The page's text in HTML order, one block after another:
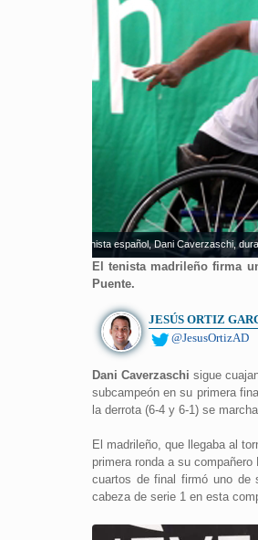
El tenista español, Dani Caverzaschi,
El tenista madrileño firma
Puente.
JESÚS ORTIZ
@JesusOrtizAD
Dani Caverzaschi sigue
subcampeón en su primera
la derrota (6-4 y 6-1) se
El madrileño, que llegaba al
primera ronda a su
cuartos de final firmó uno de
cabeza de serie 1 en esta